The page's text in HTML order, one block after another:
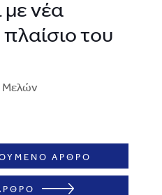
με νέα
του
Μελών
ΑΡΘΡΟ